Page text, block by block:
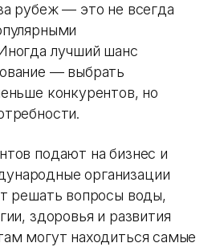
рубеж — это не всегда
лучший шанс
— выбрать
конкурентов, но
подают на бизнес и
организации
решать вопросы воды,
здоровья и развития
могут находиться самые